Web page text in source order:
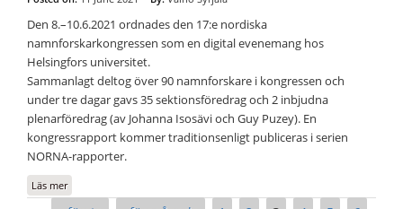
Den 8.–10.6.2021 ordnades den 17:e nordiska
namnforskarkongressen som en digital evenemang hos
Helsingfors universitet.
Sammanlagt deltog över 90 namnforskare i kongressen och
under tre dagar gavs 35 sektionsföredrag och 2 inbjudna
plenarföredrag (av Johanna Isosävi och Guy Puzey). En
kongressrapport kommer traditionsenligt publiceras i serien
NORNA-rapporter.
Läs merom Den 17:e nordiska namnforskarkongressen och NORNA-kommittén
2021–2025